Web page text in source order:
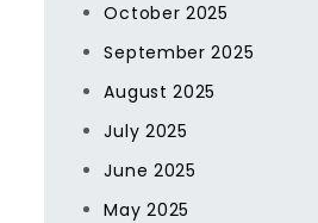
October 2025
September 2025
August 2025
July 2025
June 2025
May 2025